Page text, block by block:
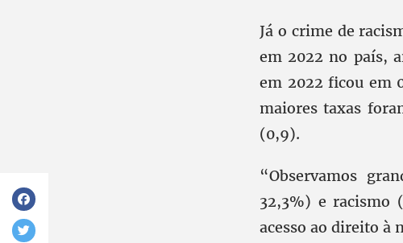
Já o crime de
em 2022 no país,
em 2022 ficou em
maiores taxas
(0,9).
“Observamos
32,3%) e racismo
acesso ao direito à